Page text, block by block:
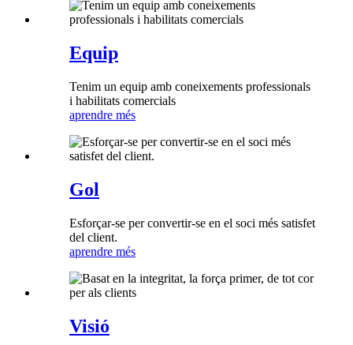
Equip
Tenim un equip amb coneixements professionals
i habilitats comercials
aprendre més
Gol
Esforçar-se per convertir-se en el soci més satisfet
del client.
aprendre més
Visió